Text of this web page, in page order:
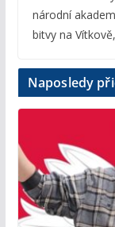
národní
bitvy na
Naposledy